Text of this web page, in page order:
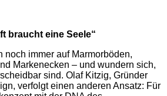
braucht eine Seele“
noch immer auf Marmorböden,
Markenecken – und wundern sich,
sind. Olaf Kitzig, Gründer
verfolgt einen anderen Ansatz: Für